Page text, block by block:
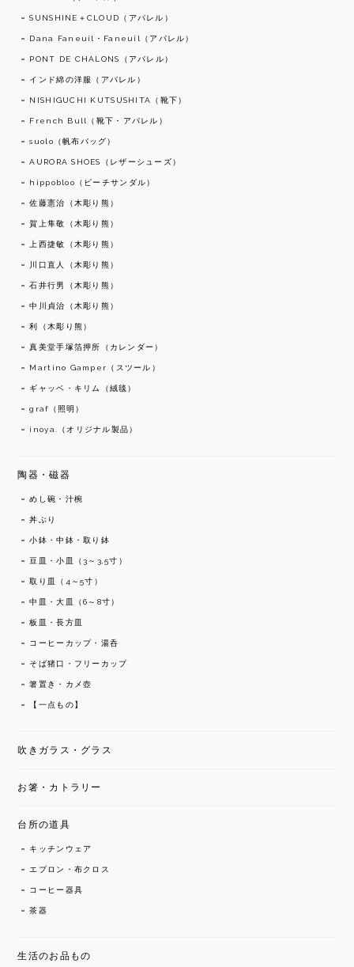
SUNSHINE＋CLOUD（アパレル）
Dana Faneuil・Faneuil（アパレル）
PONT DE CHALONS（アパレル）
インド綿の洋服（アパレル）
NISHIGUCHI KUTSUSHITA（靴下）
French Bull（靴下・アパレル）
suolo（帆布バッグ）
AURORA SHOES（レザーシューズ）
hippobloo（ビーチサンダル）
佐藤憲治（木彫り熊）
賀上隼敬（木彫り熊）
上西捷敏（木彫り熊）
川口直人（木彫り熊）
石井行男（木彫り熊）
中川貞治（木彫り熊）
利（木彫り熊）
真美堂手塚箔押所（カレンダー）
Martino Gamper（スツール）
ギャッベ・キリム（絨毯）
graf（照明）
inoya.（オリジナル製品）
陶器・磁器
めし碗・汁椀
丼ぶり
小鉢・中鉢・取り鉢
豆皿・小皿（3～3,5寸）
取り皿（4～5寸）
中皿・大皿（6～8寸）
板皿・長方皿
コーヒーカップ・湯呑
そば猪口・フリーカップ
箸置き・カメ壺
【一点もの】
吹きガラス・グラス
お箸・カトラリー
台所の道具
キッチンウェア
エプロン・布クロス
コーヒー器具
茶器
生活のお品もの